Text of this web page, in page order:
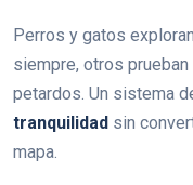
Perros y gatos
siempre, otros
petardos. Un sistema
tranquilidad sin
mapa.